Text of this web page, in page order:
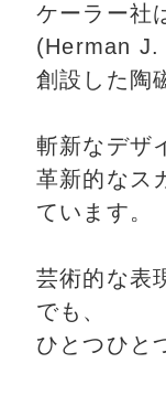
ケーラー社
(Herman J.
創設した陶
斬新なデザ
革新的なス
ています。
芸術的な表
でも、
ひとつひと